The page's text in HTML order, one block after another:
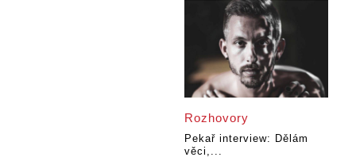
Rozhovory
Pekař interview: Dělám
věci,...